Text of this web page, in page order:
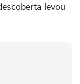
levou